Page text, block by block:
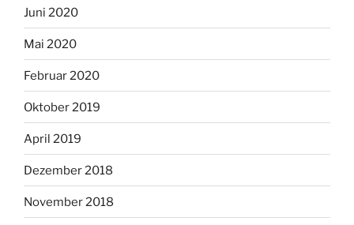
Juni 2020
Mai 2020
Februar 2020
Oktober 2019
April 2019
Dezember 2018
November 2018